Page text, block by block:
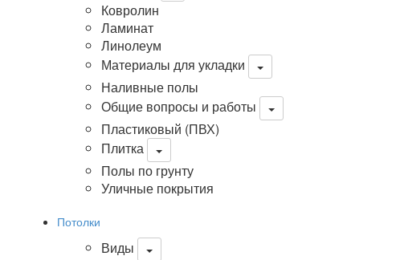
Ковролин
Ламинат
Линолеум
Материалы для укладки
Наливные полы
Общие вопросы и работы
Пластиковый (ПВХ)
Плитка
Полы по грунту
Уличные покрытия
Потолки
Виды